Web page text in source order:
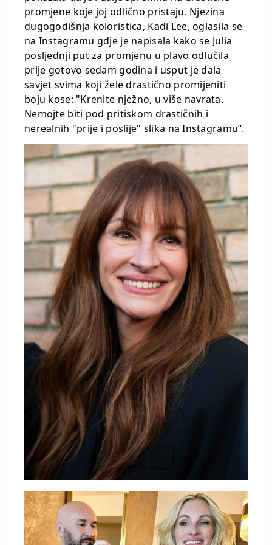
promjene koje joj odlično pristaju. Njezina
dugogodišnja koloristica, Kadi Lee, oglasila se
na Instagramu gdje je napisala kako se Julia
posljednji put za promjenu u plavo odlučila
prije gotovo sedam godina i usput je dala
savjet svima koji žele drastično promijeniti
boju kose: "Krenite nježno, u više navrata.
Nemojte biti pod pritiskom drastičnih i
nerealnih "prije i poslije" slika na Instagramu“.